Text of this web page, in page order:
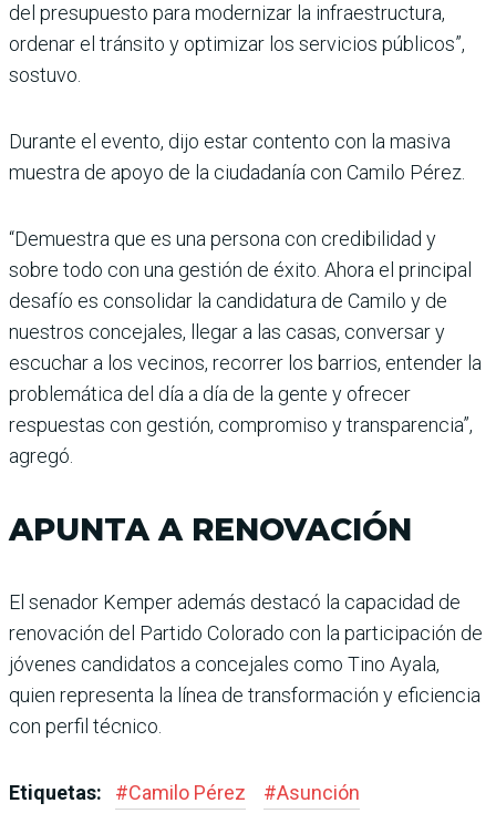
del presupuesto para modernizar la infraestructura,
ordenar el tránsito y optimizar los servicios públicos”,
sostuvo.
Durante el evento, dijo estar contento con la masiva
muestra de apoyo de la ciudadanía con Camilo Pérez.
“Demuestra que es una persona con credibilidad y
sobre todo con una gestión de éxito. Ahora el principal
desafío es consolidar la candidatura de Camilo y de
nuestros concejales, llegar a las casas, conversar y
escuchar a los vecinos, recorrer los barrios, entender la
problemática del día a día de la gente y ofrecer
respuestas con gestión, compromiso y transparencia”,
agregó.
APUNTA A RENOVACIÓN
El senador Kemper además destacó la capacidad de
renovación del Partido Colorado con la participación de
jóvenes candidatos a concejales como Tino Ayala,
quien representa la línea de transformación y eficiencia
con perfil técnico.
Etiquetas: #Camilo Pérez #Asunción